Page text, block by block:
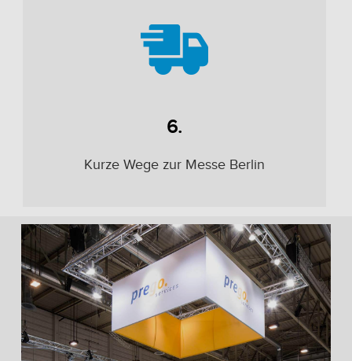
6.
Kurze Wege zur Messe Berlin